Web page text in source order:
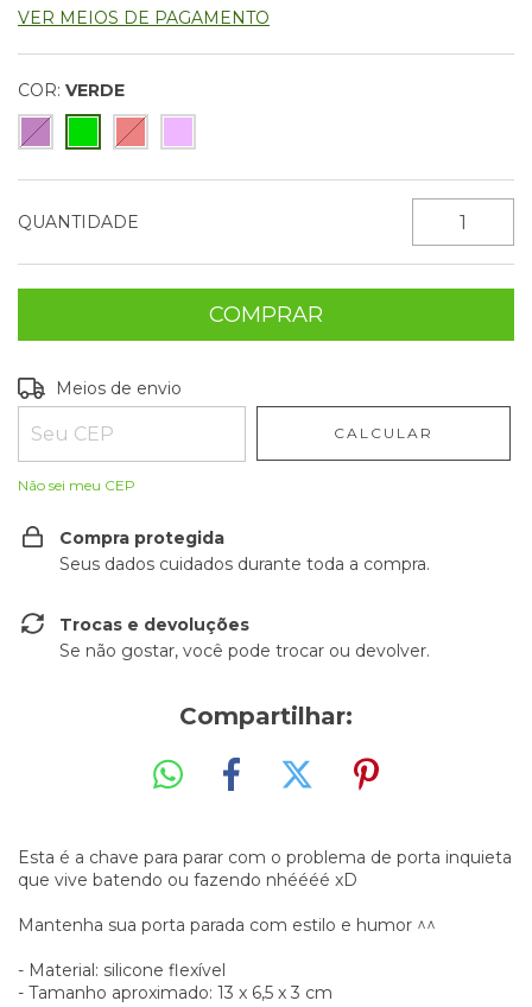
VER MEIOS DE PAGAMENTO
COR: VERDE
QUANTIDADE
Entregas para o CEP:
Meios de envio
CALCULAR
Não sei meu CEP
Compra protegida
Seus dados cuidados durante toda a compra.
Trocas e devoluções
Se não gostar, você pode trocar ou devolver.
Compartilhar:
Esta é a chave para parar com o problema de porta inquieta
que vive batendo ou fazendo nhéééé xD
Mantenha sua porta parada com estilo e humor ^^
- Material: silicone flexível
- Tamanho aproximado: 13 x 6,5 x 3 cm